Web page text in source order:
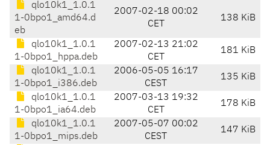
qlo10k1_1.0.1
1-0bpo1_amd64.d
eb
2007-02-18 00:02
CET
138 KiB
qlo10k1_1.0.1
1-0bpo1_hppa.deb
2007-02-13 21:02
CET
181 KiB
qlo10k1_1.0.1
1-0bpo1_i386.deb
2006-05-05 16:17
CEST
135 KiB
qlo10k1_1.0.1
1-0bpo1_ia64.deb
2007-03-13 19:32
CET
178 KiB
qlo10k1_1.0.1
1-0bpo1_mips.deb
2007-05-07 00:02
CEST
147 KiB